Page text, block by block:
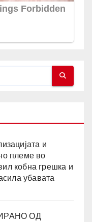
и
племе во
кобна грешка и
убавата
ОД